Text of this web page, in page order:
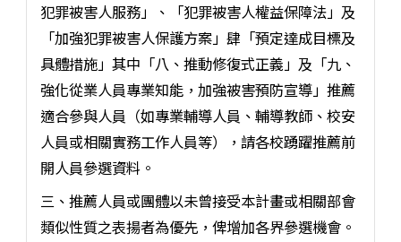
犯罪被害人服務」、「犯罪被害人權益保障法」及
「加強犯罪被害人保護方案」肆「預定達成目標及
具體措施」其中「八、推動修復式正義」及「九、
強化從業人員專業知能，加強被害預防宣導」推薦
適合參與人員（如專業輔導人員、輔導教師、校安
人員或相關實務工作人員等），請各校踴躍推薦前
開人員參選資料。
三、推薦人員或團體以未曾接受本計畫或相關部會
類似性質之表揚者為優先，俾增加各界參選機會。